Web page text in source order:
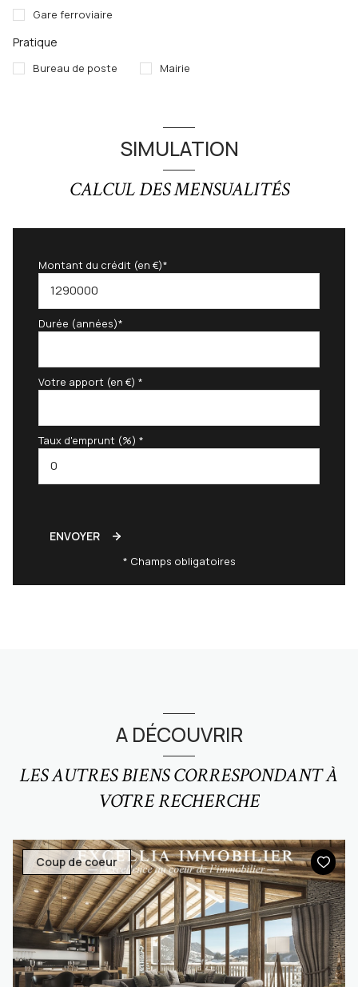
Gare ferroviaire
Pratique
Bureau de poste Mairie
SIMULATION
CALCUL DES MENSUALITÉS
Montant du crédit (en €)*
Durée (années)*
Votre apport (en €) *
Taux d'emprunt (%) *
ENVOYER
* Champs obligatoires
A DÉCOUVRIR
LES AUTRES BIENS CORRESPONDANT À
VOTRE RECHERCHE
Coup de coeur